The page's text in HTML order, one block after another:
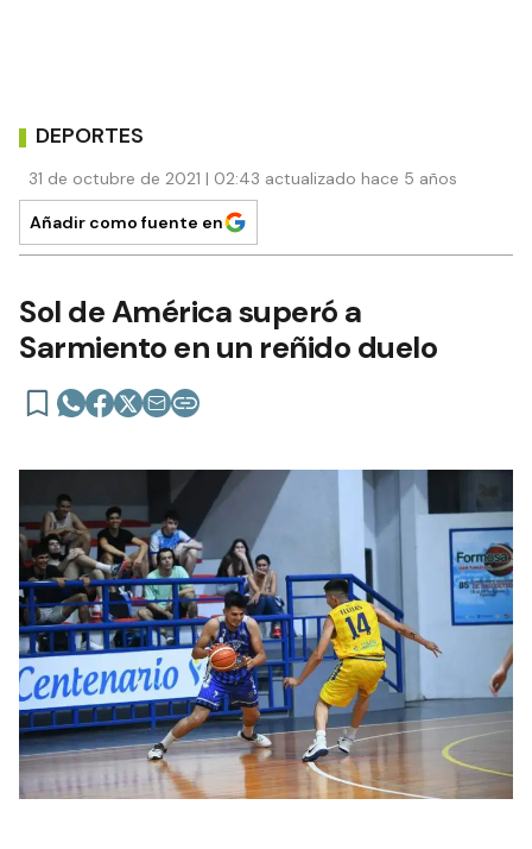
DEPORTES
31 de octubre de 2021 | 02:43 actualizado hace 5 años
Añadir como fuente en
Sol de América superó a
Sarmiento en un reñido duelo